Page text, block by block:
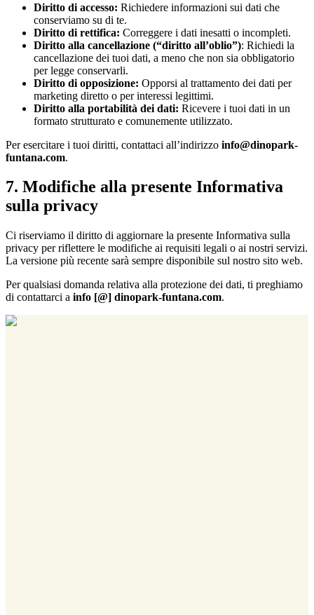
Diritto di accesso: Richiedere informazioni sui dati che
conserviamo su di te.
Diritto di rettifica: Correggere i dati inesatti o incompleti.
Diritto alla cancellazione (“diritto all’oblio”): Richiedi la
cancellazione dei tuoi dati, a meno che non sia obbligatorio
per legge conservarli.
Diritto di opposizione: Opporsi al trattamento dei dati per
marketing diretto o per interessi legittimi.
Diritto alla portabilità dei dati: Ricevere i tuoi dati in un
formato strutturato e comunemente utilizzato.
Per esercitare i tuoi diritti, contattaci all’indirizzo info@dinopark-
funtana.com.
7. Modifiche alla presente Informativa
sulla privacy
Ci riserviamo il diritto di aggiornare la presente Informativa sulla
privacy per riflettere le modifiche ai requisiti legali o ai nostri servizi.
La versione più recente sarà sempre disponibile sul nostro sito web.
Per qualsiasi domanda relativa alla protezione dei dati, ti preghiamo
di contattarci a info [@] dinopark-funtana.com.